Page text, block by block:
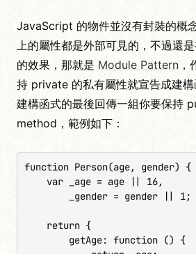
JavaScript 的物件並沒有封裝的概
上的屬性都是外部可見的，不過還
的效果，那就是 Module Pattern
持 private 的私有屬性就宣告成建
建構函式的最後回傳一組你要保持
method，範例如下：
function Person(age, gender) {
    var _age = age || 16,
        _gender = gender || 1;
    return {
        getAge: function () {